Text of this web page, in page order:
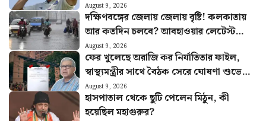
August 9, 2026
দক্ষিণবঙ্গের জেলায় জেলায় বৃষ্টি! কলকাতায়
আর কতদিন চলবে? আবহাওয়ার লেটেস্ট
আপডেট
August 9, 2026
ফের খুলেছে অরাজি কর নির্যাতিতার ফাইল,
স্বাস্থ্যমন্ত্রীর সাথে বৈঠক সেরে ঘোষণা শুভেন্দু
অধিকারীর
August 9, 2026
হাসপাতাল থেকে ছুটি পেলেন মিঠুন, কী
হয়েছিল মহাগুরুর?